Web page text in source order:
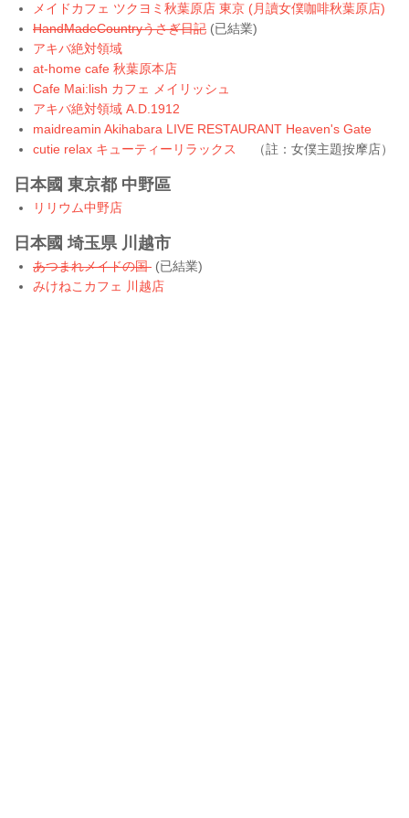
メイドカフェ ツクヨミ秋葉原店 東京 (月讀女僕咖啡秋葉原店)
HandMadeCountryうさぎ日記 (已結業)
アキバ絶対領域
at-home cafe 秋葉原本店
Cafe Mai:lish カフェ メイリッシュ
アキバ絶対領域 A.D.1912
maidreamin Akihabara LIVE RESTAURANT Heaven's Gate
cutie relax キューティーリラックス
（註：女僕主題按摩店）
日本國 東京都 中野區
リリウム中野店
日本國 埼玉県 川越市
あつまれメイドの国 (已結業)
みけねこカフェ 川越店